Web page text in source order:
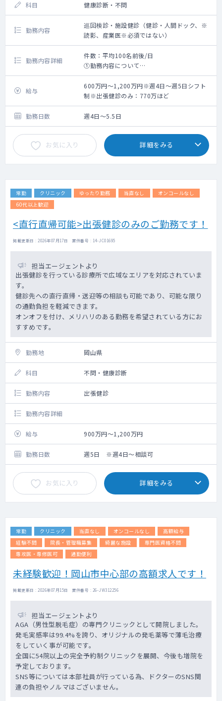
科目 健康診断・不問
勤務内容
巡回検診・施設健診（健診・人間ドック、※
読影、産業医※必須ではない）
勤務内容詳細
件数：平均100名前後/日
①勤務内容について
・一週間の勤務例 ： 健診3～4日、読影判
定1日など。
・健診は巡回健診が中心ですが、施設健診
を担当していただくこともあります。
・読影・産業医は必須ではありません。ご
希望に応じます。
・読影はダブルチェック体制があります。
②巡回健診について
・勤務場所により、勤務時間が変更になり
い。
給与
600万円～1,200万円※週4日～週5日シフト
制※出張健診のみ：770万ほど
勤務日数 週4日～5.5日
お気に入り 詳細をみる
常勤 クリニック ゆったり勤務 当直なし
オンコールなし
60代以上歓迎
<直行直帰可能>出張健診のみのご勤務です！
掲載更新日 : 2026年07月17日 案件番号 : 14-JC01695
担当エージェントより
出張健診を行っている診療所で広域なエリアを対応されていま
す。
健診先への直行直帰・送迎等の相談も可能であり、可能な限り
の通勤負担を軽減できます。
オンオフを付け、メリハリのある勤務を希望されている方にお
すすめです。
勤務地 岡山県
科目 不問・健康診断
勤務内容 出張健診
勤務内容詳細
給与 900万円～1,200万円
勤務日数 週5日 ※週4日～相談可
お気に入り 詳細をみる
常勤 クリニック 当直なし オンコールなし
高額給与
経験不問
院長・管理職募集 綺麗な施設
専門医資格不問
専攻医・専修医可
通勤便利
未経験歓迎！岡山市中心部の高額求人です！
掲載更新日 : 2026年07月15日 案件番号 : 26-JW312256
担当エージェントより
AGA（男性型脱毛症）の専門クリニックとして開院しました。
発毛実感率は99.4%を誇り、オリジナルの発毛薬等で薄毛治療
をしていく事が可能です。
全国に54院以上の完全予約制クリニックを展開、今後も増院を
予定しております。
SNS等については本部社員が行っている為、ドクターのSNS関
連の負担やノルマはございません。